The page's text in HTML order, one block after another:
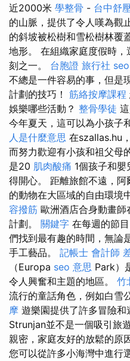
近2000米 學整骨 - 台中舒
的山脈，提供了令人嘆為觀
的斜坡被松樹和雪松樹林覆
地形。 在組織家庭度假時
刻之一。 台胞證 旅行社
不總是一件容易的事，但是
計劃的技巧！ 筋絡按摩課程
娛樂哪些活動？ 整骨學徒
今年夏天，這可以為小孩子
人是什麼意思 在szallas.hu
而努力歡迎有小孩和祖父母
是20 肌肉酸痛 1個孩子和
得開心。 距離旅館不遠，
的動物在大區域的自由環境
容撥筋 歐洲酒店合身動畫
計劃。 關鍵字 在每週的節
們找到最有趣的時間，無論
手工藝品。 記帳士 會計師
（Europa seo 意思 Park）
令人興奮和主題的地區。 竹
流行的童話角色，例如白雪
摩 遊樂園提供了許多冒險和
Strunjan並不是一個吸引旅
親密，家庭友好的放鬆的原
您可以從許多小海灣中進行